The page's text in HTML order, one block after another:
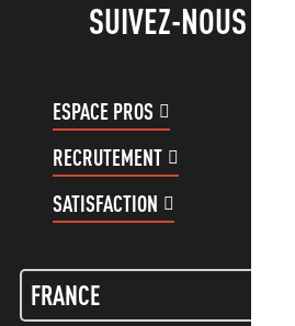
SUIVEZ-NOUS !
ESPACE PROS
RECRUTEMENT
SATISFACTION